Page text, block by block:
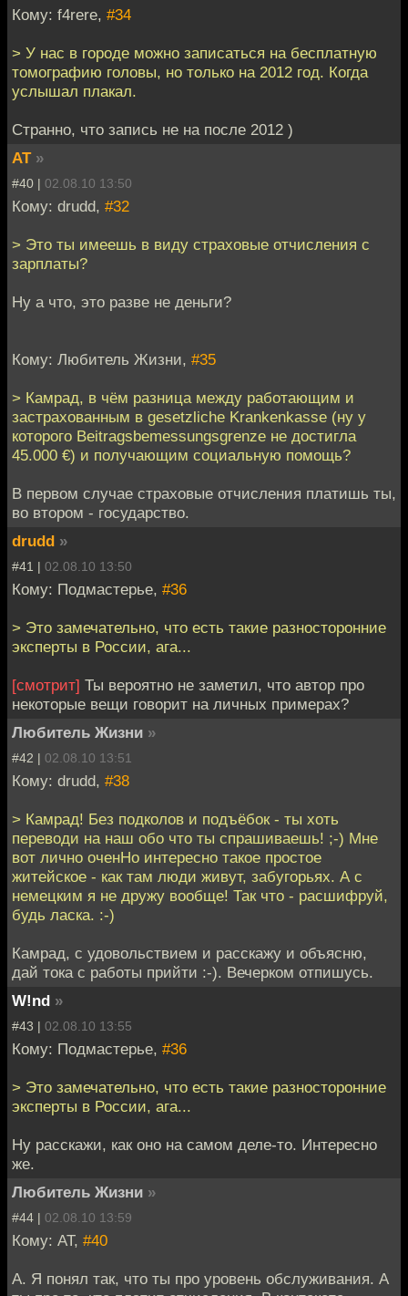
Кому: f4rere, #34
> У нас в городе можно записаться на бесплатную
томографию головы, но только на 2012 год. Когда
услышал плакал.
Странно, что запись не на после 2012 )
AT »
#40 | 02.08.10 13:50
Кому: drudd, #32
> Это ты имеешь в виду страховые отчисления с
зарплаты?
Ну а что, это разве не деньги?
Кому: Любитель Жизни, #35
> Камрад, в чём разница между работающим и
застрахованным в gesetzliche Krankenkasse (ну у
которого Beitragsbemessungsgrenze не достигла
45.000 €) и получающим социальную помощь?
В первом случае страховые отчисления платишь ты,
во втором - государство.
drudd »
#41 | 02.08.10 13:50
Кому: Подмастерье, #36
> Это замечательно, что есть такие разносторонние
эксперты в России, ага...
[смотрит] Ты вероятно не заметил, что автор про
некоторые вещи говорит на личных примерах?
Любитель Жизни »
#42 | 02.08.10 13:51
Кому: drudd, #38
> Камрад! Без подколов и подъёбок - ты хоть
переводи на наш обо что ты спрашиваешь! ;-) Мне
вот лично оченНо интересно такое простое
житейское - как там люди живут, забугорьях. А с
немецким я не дружу вообще! Так что - расшифруй,
будь ласка. :-)
Камрад, с удовольствием и расскажу и объясню,
дай тока с работы прийти :-). Вечерком отпишусь.
W!nd »
#43 | 02.08.10 13:55
Кому: Подмастерье, #36
> Это замечательно, что есть такие разносторонние
эксперты в России, ага...
Ну расскажи, как оно на самом деле-то. Интересно
же.
Любитель Жизни »
#44 | 02.08.10 13:59
Кому: AT, #40
А. Я понял так, что ты про уровень обслуживания. А